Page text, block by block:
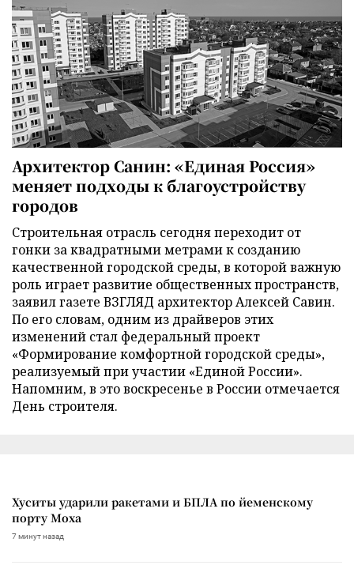
Архитектор Санин: «Единая Россия»
меняет подходы к благоустройству
городов
Строительная отрасль сегодня переходит от
гонки за квадратными метрами к созданию
качественной городской среды, в которой важную
роль играет развитие общественных пространств,
заявил газете ВЗГЛЯД архитектор Алексей Савин.
По его словам, одним из драйверов этих
изменений стал федеральный проект
«Формирование комфортной городской среды»,
реализуемый при участии «Единой России».
Напомним, в это воскресенье в России отмечается
День строителя.
Хуситы ударили ракетами и БПЛА по йеменскому
порту Моха
7 минут назад